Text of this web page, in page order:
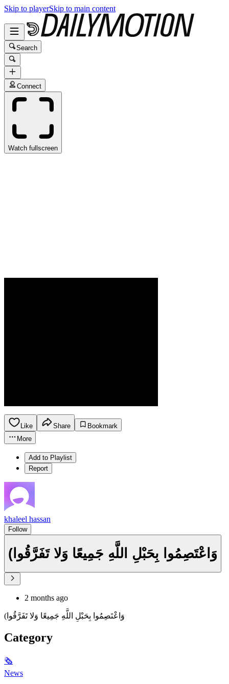
Skip to playerSkip to main content
Search
Connect
Watch fullscreen
Like Share
Bookmark
More
Add to Playlist
Report
khaleel hassan
Follow
(وَاعْتَصِمُوا بِحَبْلِ اللَّهِ جَمِيعًا وَلا تَفَرَّقُوا
2 months ago
(وَاعْتَصِمُوا بِحَبْلِ اللَّهِ جَمِيعًا وَلا تَفَرَّقُوا
Category
🗞
News